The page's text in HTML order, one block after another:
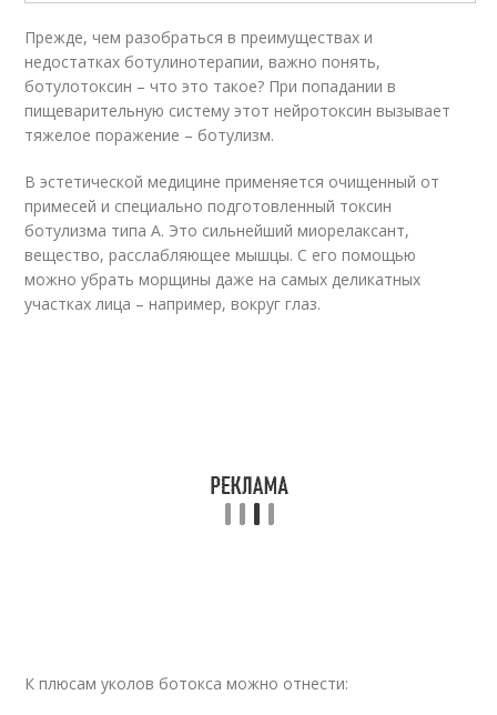
Прежде, чем разобраться в преимуществах и
недостатках ботулинотерапии, важно понять,
ботулотоксин – что это такое? При попадании в
пищеварительную систему этот нейротоксин вызывает
тяжелое поражение – ботулизм.
В эстетической медицине применяется очищенный от
примесей и специально подготовленный токсин
ботулизма типа А. Это сильнейший миорелаксант,
вещество, расслабляющее мышцы. С его помощью
можно убрать морщины даже на самых деликатных
участках лица – например, вокруг глаз.
К плюсам уколов ботокса можно отнести: